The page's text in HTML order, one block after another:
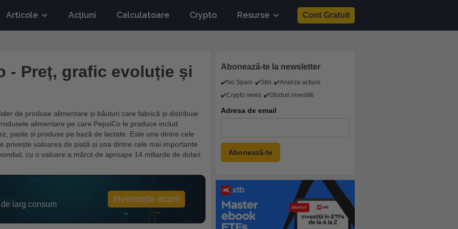
Articole Acțiuni Calculatoare Crypto Resurse Cont Gratuit
- Preț, grafic evoluție și
de produse alimentare și băuturi care fabrică și distribuie
alimentare pe care PepsiCo le produce includ
paste și produse pe bază de lactate. Este una dintre cele
privește valoarea de piață și una dintre cele mai importante
cu o valoare a mărcii de aproape 14 miliarde de dolari
larg consum Investește acum
Abonează-te la newsletter
✔️No Spam ✔️Stiri ✔️Analiza actiuni
✔️Crypto news ✔️Ghiduri investitii
Adresa de email